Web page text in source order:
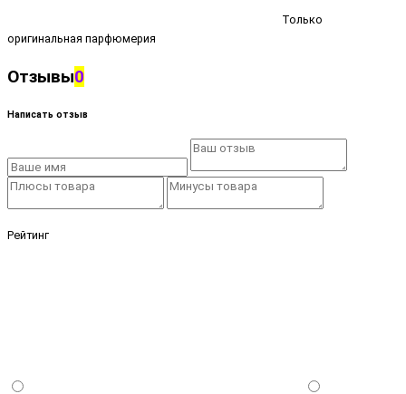
Только
оригинальная парфюмерия
Отзывы0
Написать отзыв
Рейтинг